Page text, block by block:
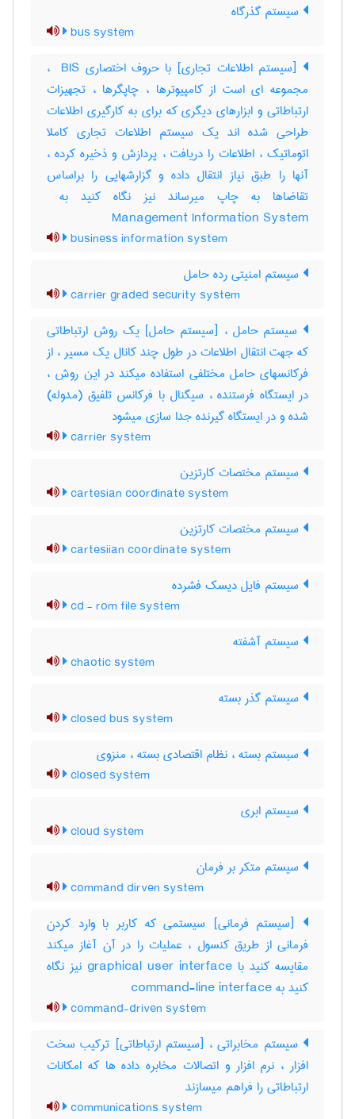
سیستم گذرگاه
bus system
[سیستم اطلاعات تجاری] با حروف اختصاری ‎ BIS ،
مجموعه ای است از کامپیوترها ، چاپگرها ، تجهیزات
ارتباطاتی و ابزارهای دیگری که برای به کارگیری اطلاعات
طراحی شده اند یک سیستم اطلاعات تجاری کاملا
اتوماتیک ، اطلاعات را دریافت ، پردازش و ذخیره کرده ،
آنها را طبق نیاز انتقال داده و گزارشهایی را براساس
Management Information System
business information system
سیستم امنیتی رده حامل
carrier graded security system
سیستم حامل ، [سیستم حامل] یک روش ارتباطاتی
که جهت انتقال اطلاعات در طول چند کانال یک مسیر ، از
فرکانسهای حامل مختلفی استفاده میکند در این روش ،
در ایستگاه فرستنده ، سیگنال با فرکانس تلفیق (مدوله)
شده و در ایستگاه گیرنده جدا سازی میشود
carrier system
سیستم مختصات کارتزین
cartesian coordinate system
سیستم مختصات کارتزین
cartesiian coordinate system
سیستم فایل دیسک فشرده
cd - rom file system
سیستم آشفته
chaotic system
سیستم گذر بسته
closed bus system
سبستم بسته ، نظام اقتصادی بسته ، منزوی
closed system
سیستم ابری
cloud system
سیستم متکر بر فرمان
command dirven system
[سیستم فرمانی] سیستمی که کاربر با وارد کردن
فرمانی از طریق کنسول ، عملیات را در آن آغاز میکند
مقایسه کنید با ‎graphical user interface نیز نگاه
کنید به ‎ command-line interface
command-driven system
سیستم مخابراتی ، [سیستم ارتباطاتی] ترکیب سخت
افزار ، نرم افزار و اتصالات مخابره داده ها که امکانات
ارتباطاتی را فراهم میسازند
communications system